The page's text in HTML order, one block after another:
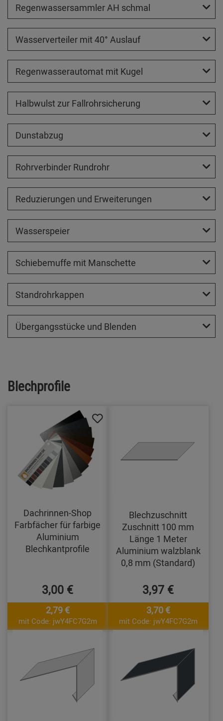
Regenwassersammler AH schmal
Wasserverteiler mit 40° Auslauf
Regenwasserautomat mit Kugel
Halbwulst zur Fallrohrsicherung
Dunstabzug
Rohrverbinder Rundrohr
Reduzierungen und Erweiterungen
Wasserspeier
Schiebemuffe mit Manschette
Standrohrkappen
Übergangsstücke und Blenden
Blechprofile
Dachrinnen-Shop
Farbfächer für farbige
Aluminium
Blechkantprofile
3,00 €
2,79 €
mit Code: jwY4FC7G2m
Blechzuschnitt
Zuschnitt 100 mm
Länge 1 Meter
Aluminium walzblank
0,8 mm (Standard)
3,97 €
3,70 €
mit Code: jwY4FC7G2m